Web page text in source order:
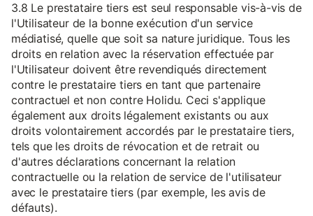
3.8 Le prestataire tiers est seul responsable vis-à-vis de
l'Utilisateur de la bonne exécution d'un service
médiatisé, quelle que soit sa nature juridique. Tous les
droits en relation avec la réservation effectuée par
l'Utilisateur doivent être revendiqués directement
contre le prestataire tiers en tant que partenaire
contractuel et non contre Holidu. Ceci s'applique
également aux droits légalement existants ou aux
droits volontairement accordés par le prestataire tiers,
tels que les droits de révocation et de retrait ou
d'autres déclarations concernant la relation
contractuelle ou la relation de service de l'utilisateur
avec le prestataire tiers (par exemple, les avis de
défauts).